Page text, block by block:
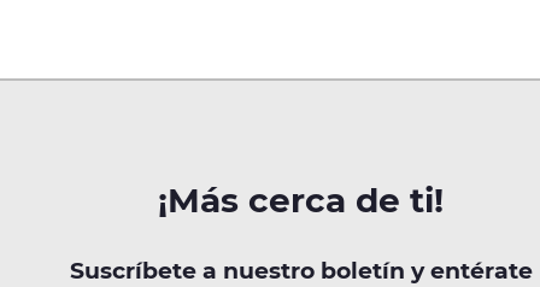
¡Más cerca de ti!
Suscríbete a nuestro boletín y entérate